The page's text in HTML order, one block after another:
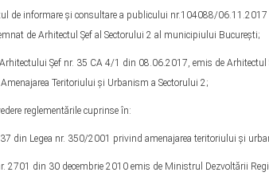
de informare şi consultare a publicului nr.104088/06.11.2017
de Arhitectul Şef al Sectorului 2 al municipiului Bucureşti;
Șef nr. 35 CA 4/1 din 08.06.2017, emis de
Amenajarea Teritoriului şi Urbanism a Sectorului 2;
reglementările cuprinse în:
din Legea nr. 350/2001 privind amenajarea teritoriului şi
2701 din 30 decembrie 2010 emis de Ministrul Dezvoltării